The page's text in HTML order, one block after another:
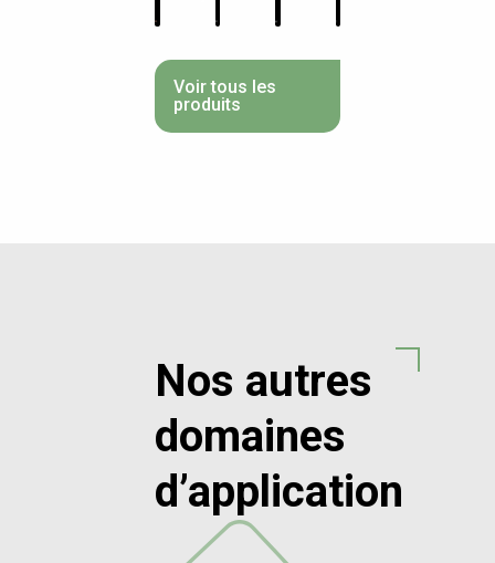
Voir tous les
produits
Nos autres
domaines
d’application
LE
MOBILIER